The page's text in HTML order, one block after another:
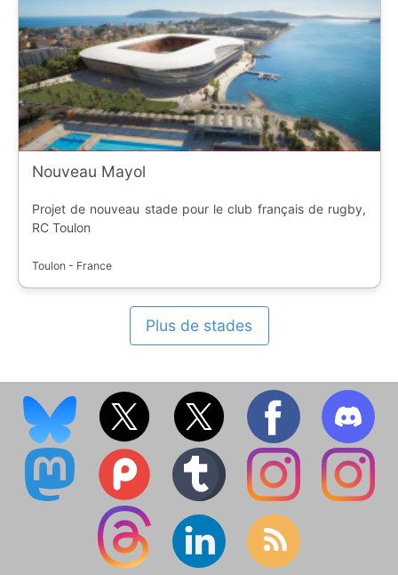
Nouveau Mayol
Projet de nouveau stade pour le club français de rugby,
RC Toulon
Toulon - France
Plus de stades